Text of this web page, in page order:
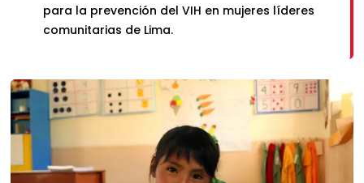
para la prevención del VIH en mujeres líderes
comunitarias de Lima.